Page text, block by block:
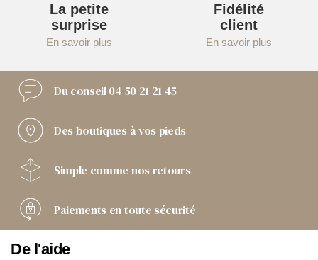
La petite
surprise
En savoir plus
Fidélité
client
En savoir plus
Du conseil04 50 21 21 45
Des boutiques à vos pieds
Simple comme nos retours
Paiements en toute sécurité
De l'aide